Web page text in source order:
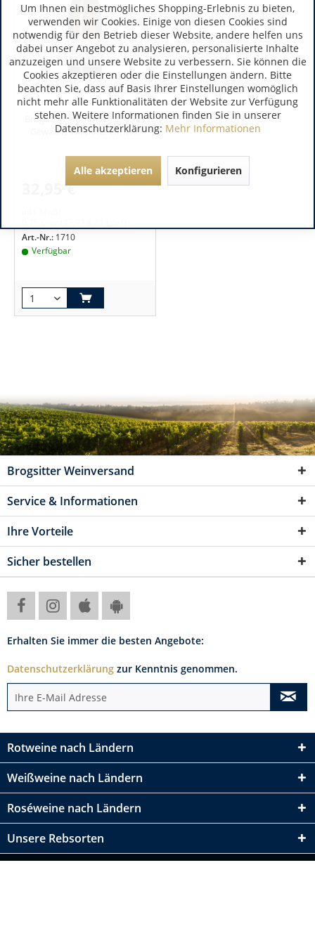
Ahr | Deutschland
Brogsitter Hommage Großes
Gewächs Walporzheimer...
32,95 €
Art.-Nr.: 1710
Verfügbar
Brogsitter Weinversand
Service & Informationen
Ihre Vorteile
Sicher bestellen
Erhalten Sie immer die besten Angebote:
Datenschutzerklärung zur Kenntnis genommen.
Rotweine nach Ländern
Weißweine nach Ländern
Roséweine nach Ländern
Unsere Rebsorten
Um Ihnen ein bestmögliches Shopping-Erlebnis zu bieten,
verwenden wir Cookies. Einige von diesen Cookies sind
notwendig für den Betrieb dieser Website, andere helfen uns
dabei unser Angebot zu analysieren, personalisierte Inhalte
anzuzeigen und unsere Website zu verbessern. Sie können die
Cookies akzeptieren oder die Einstellungen ändern. Bitte
beachten Sie, dass auf Basis Ihrer Einstellungen womöglich
nicht mehr alle Funktionalitäten der Website zur Verfügung
stehen. Weitere Informationen finden Sie in unserer
Datenschutzerklärung: Mehr Informationen
Alle akzeptieren Konfigurieren